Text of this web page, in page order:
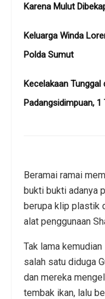
Karena Mulut
Keluarga Winda
Polda Sumut
Kecelakaan Tunggal
Padangsidimpuan, 1
Beramai ramai
bukti bukti adanya
berupa klip plastik
alat penggunaan
Tak lama
salah satu diduga
dan mereka
tembak ikan, lalu